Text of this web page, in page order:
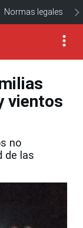
Normas legales
vientos
no
de las